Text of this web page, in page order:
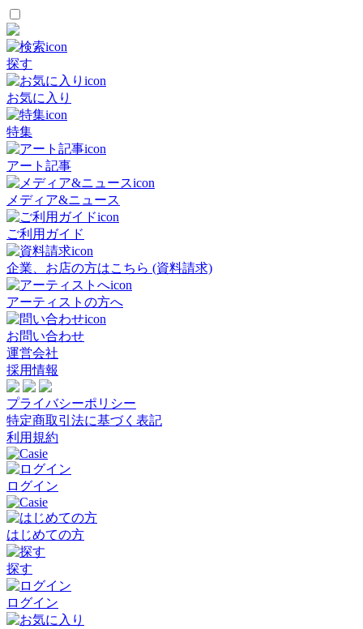
探す
お気に入り
特集
アート記事
メディア&ニュース
ご利用ガイド
企業、お店の方はこちら (資料請求)
アーティストの方へ
お問い合わせ
運営会社
採用情報
プライバシーポリシー
特定商取引法に基づく表記
利用規約
ログイン
はじめての方
探す
ログイン